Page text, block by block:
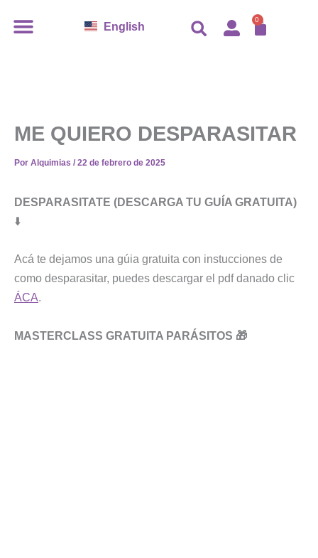
English 0
ME QUIERO DESPARASITAR
Por Alquimias / 22 de febrero de 2025
DESPARASITATE (DESCARGA TU GUÍA GRATUITA)
⬇️
Acá te dejamos una gúia gratuita con instucciones de
como desparasitar, puedes descargar el pdf danado clic
ÁCA.
MASTERCLASS GRATUITA PARÁSITOS 🎁